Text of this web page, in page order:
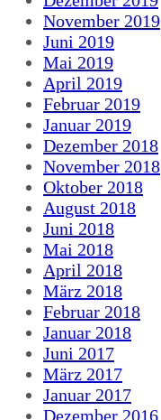
November 2019
Juni 2019
Mai 2019
April 2019
Februar 2019
Januar 2019
Dezember 2018
November 2018
Oktober 2018
August 2018
Juni 2018
Mai 2018
April 2018
März 2018
Februar 2018
Januar 2018
Juni 2017
März 2017
Januar 2017
Dezember 2016